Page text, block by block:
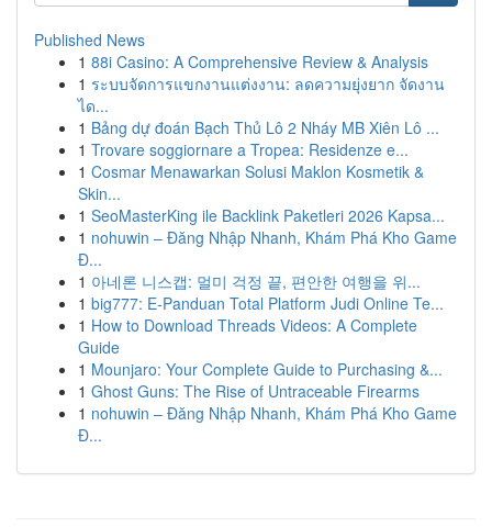
Published News
1 88i Casino: A Comprehensive Review & Analysis
1 ระบบจัดการแขกงานแต่งงาน: ลดความยุ่งยาก จัดงาน
ได...
1 Bảng dự đoán Bạch Thủ Lô 2 Nháy MB Xiên Lô ...
1 Trovare soggiornare a Tropea: Residenze e...
1 Cosmar Menawarkan Solusi Maklon Kosmetik &
Skin...
1 SeoMasterKing ile Backlink Paketleri 2026 Kapsa...
1 nohuwin – Đăng Nhập Nhanh, Khám Phá Kho Game
Đ...
1 아네론 니스캡: 멀미 걱정 끝, 편안한 여행을 위...
1 big777: E-Panduan Total Platform Judi Online Te...
1 How to Download Threads Videos: A Complete
Guide
1 Mounjaro: Your Complete Guide to Purchasing &...
1 Ghost Guns: The Rise of Untraceable Firearms
1 nohuwin – Đăng Nhập Nhanh, Khám Phá Kho Game
Đ...